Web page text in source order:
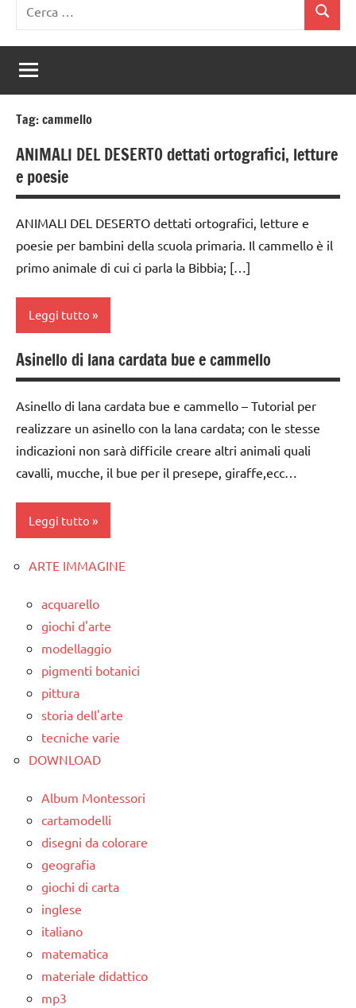
per:
Cerca
Tag:cammello
ANIMALI DEL DESERTO dettati ortografici, letture
e poesie
ANIMALI DEL DESERTO dettati ortografici, letture e
poesie per bambini della scuola primaria. Il cammello è il
primo animale di cui ci parla la Bibbia; […]
Leggi tutto
dai
6
anni
dettati
/
animali
dettati
ortografici
poesie e
filastrocche
scienze:
animali
TUTTI GLI
ARGOMENTI
TUTTI GLI
Asinello di lana cardata bue e cammello
Asinello di lana cardata bue e cammello – Tutorial per
realizzare un asinello con la lana cardata; con le stesse
indicazioni non sarà difficile creare altri animali quali
cavalli, mucche, il bue per il presepe, giraffe,ecc…
Leggi tutto
3a
di
avvento
classe
4a
classe
5a
FESTE
lana
cardata
e feltro
Natale
presepe
TUTORIAL
TUTTI GLI
ARGOMENTI
PER ETA'
ARTE IMMAGINE
acquarello
giochi d'arte
modellaggio
pigmenti botanici
pittura
storia dell'arte
tecniche varie
DOWNLOAD
Album Montessori
cartamodelli
disegni da colorare
geografia
giochi di carta
inglese
italiano
matematica
materiale didattico
mp3